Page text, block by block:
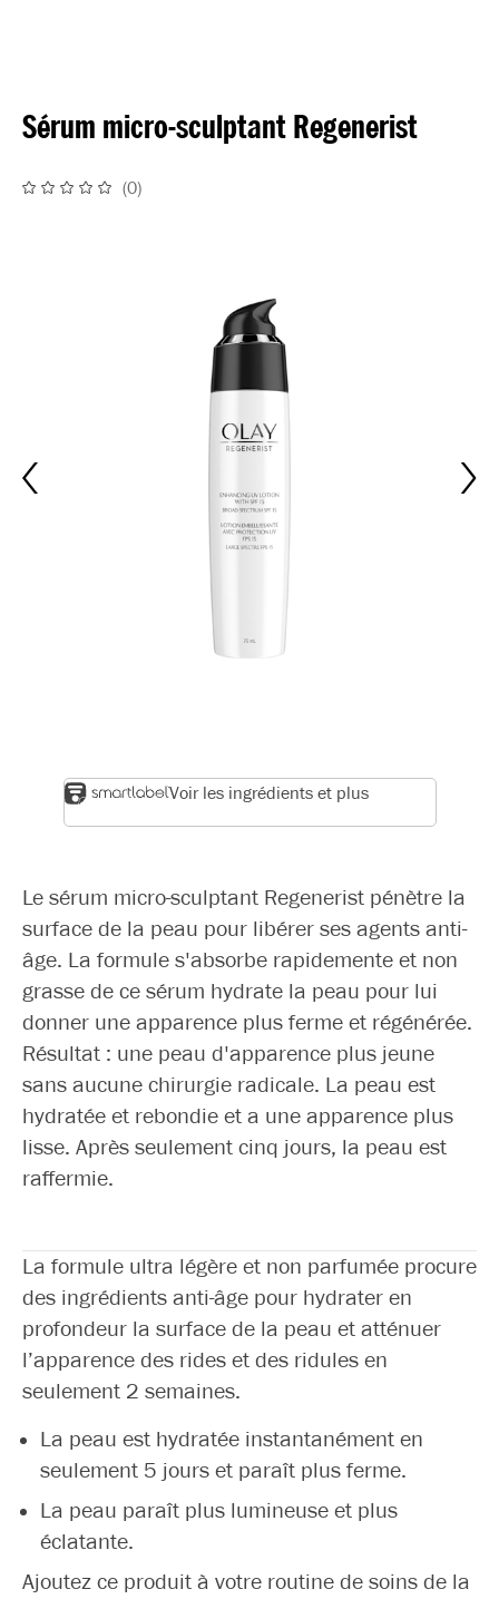
Sérum micro-sculptant Regenerist
(0)
Voir les ingrédients et plus
Le sérum micro-sculptant Regenerist pénètre la
surface de la peau pour libérer ses agents anti-
âge. La formule s'absorbe rapidemente et non
grasse de ce sérum hydrate la peau pour lui
donner une apparence plus ferme et régénérée.
Résultat : une peau d'apparence plus jeune
sans aucune chirurgie radicale. La peau est
hydratée et rebondie et a une apparence plus
lisse. Après seulement cinq jours, la peau est
raffermie.
La formule ultra légère et non parfumée procure
des ingrédients anti-âge pour hydrater en
profondeur la surface de la peau et atténuer
l’apparence des rides et des ridules en
seulement 2 semaines.
La peau est hydratée instantanément en
seulement 5 jours et paraît plus ferme.
La peau paraît plus lumineuse et plus
éclatante.
Ajoutez ce produit à votre routine de soins de la